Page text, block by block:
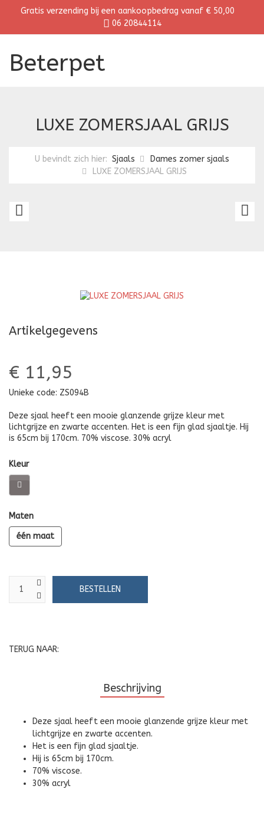
Gratis verzending bij een aankoopbedrag vanaf € 50,00
06 20844114
Beterpet
LUXE ZOMERSJAAL GRIJS
U bevindt zich hier: Sjaals
Dames zomer sjaals
LUXE ZOMERSJAAL GRIJS
Artikelgegevens
€ 11,95
Unieke code: ZS094B
Deze sjaal heeft een mooie glanzende grijze kleur met
lichtgrijze en zwarte accenten. Het is een fijn glad sjaaltje. Hij
is 65cm bij 170cm. 70% viscose. 30% acryl
Kleur
Maten
één maat
TERUG NAAR:
Beschrijving
Deze sjaal heeft een mooie glanzende grijze kleur met
lichtgrijze en zwarte accenten.
Het is een fijn glad sjaaltje.
Hij is 65cm bij 170cm.
70% viscose.
30% acryl